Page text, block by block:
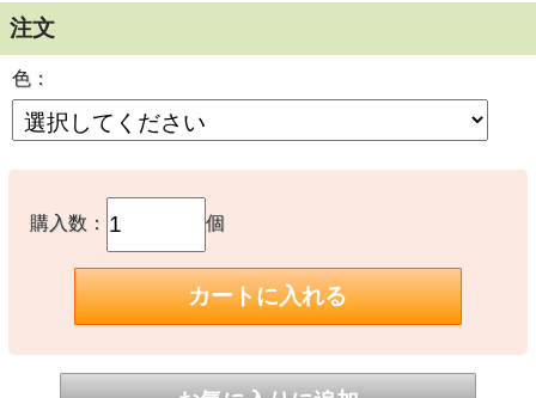
カラー：ブラック、レッド、ネイビー
1枚入り
●在庫限り
注文
色：
購入数： 個